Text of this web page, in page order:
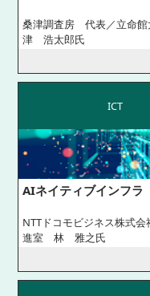
桑津調査房 代表／立命
津 浩太郎氏
ICT
AIネイティブインフラ
NTTドコモビジネス株式
進室 林 雅之氏